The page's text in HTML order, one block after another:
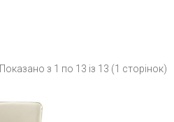
Показано з 1 по 13 із 13 (1 сторінок)